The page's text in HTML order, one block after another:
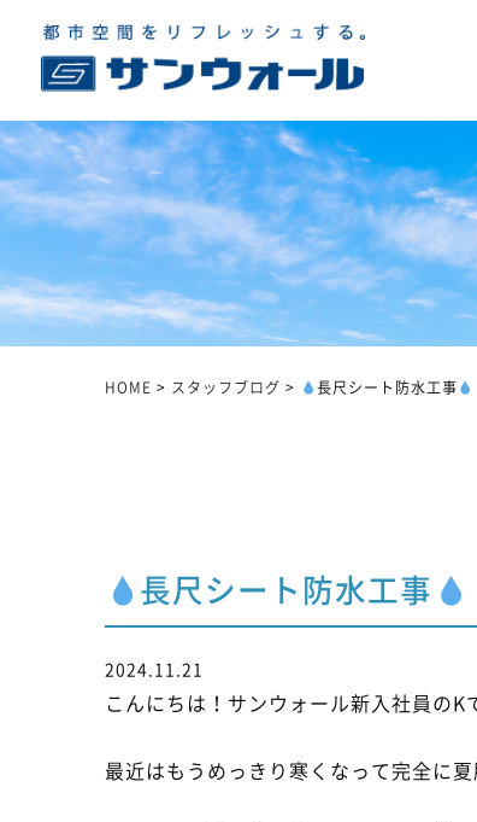
HOME > スタッフブログ > 長尺シート防水工事
長尺シート防水工事
2024.11.21
こんにちは！サンウォール新入社員のK
最近はもうめっきり寒くなって完全に